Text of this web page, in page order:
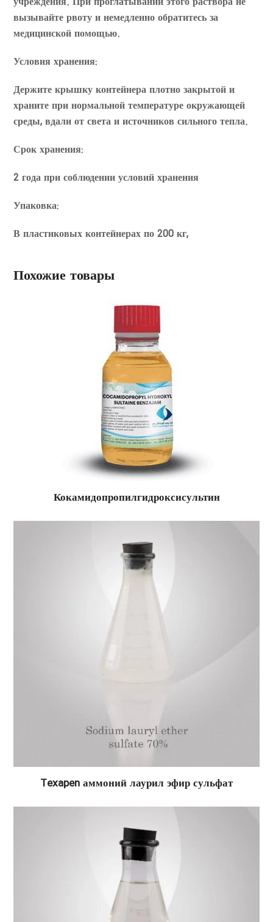
вызывайте рвоту и немедленно обратитесь за
медицинской помощью.
Условия хранения:
Держите крышку контейнера плотно закрытой и
храните при нормальной температуре окружающей
среды, вдали от света и источников сильного тепла.
Срок хранения:
2 года при соблюдении условий хранения
Упаковка:
В пластиковых контейнерах по 200 кг,
Похожие товары
Кокамидопропилгидроксисультин
Texapen аммоний лаурил эфир сульфат